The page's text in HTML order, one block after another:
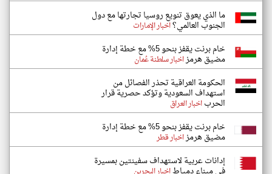
ما الذي يعوق تنويع روسيا تجارتها مع دول
الجنوب العالمي؟اخبار الإمارات
خام برنت يقفز بنحو 5% مع خطة إدارة
مضيق هرمزاخبار سلطنة عُمان
الحكومة العراقية تحذر الفصائل من
استهداف السعودية وتؤكد حصرية قرار
الحرباخبار العراق
خام برنت يقفز بنحو 5% مع خطة إدارة
مضيق هرمزاخبار قطر
إدانات عربية لاستهداف سفينتين بمسيرة